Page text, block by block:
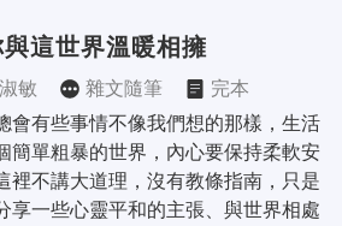
與這世界溫暖相擁
敏 雜文隨筆
完本
會有些事情不像我們想的那樣，生活
簡單粗暴的世界，內心要保持柔軟安
裡不講大道理，沒有教條指南，只是
享一些心靈平和的主張、與世界相處